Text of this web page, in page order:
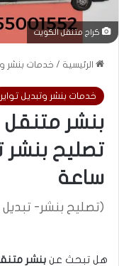
كراج متنقل الكويت
الرئيسية / خدمات بنشر
خدمات بنشر وتبديل تواير
ساعة
(تصليح بنشر- تبديل
هل تبحث عن بنشر